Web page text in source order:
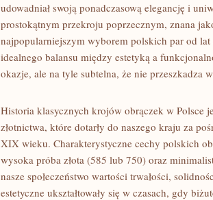
udowadniał swoją ponadczasową elegancję i
prostokątnym przekroju poprzecznym, znana
najpopularniejszym wyborem polskich par od
idealnego balansu między estetyką a
okazje, ale na tyle subtelna, że nie przeszkadza
Historia klasycznych krojów obrączek w Polsce
złotnictwa, które dotarły do naszego kraju za
XIX wieku. Charakterystyczne cechy polskich
wysoka próba złota (585 lub 750) oraz
nasze społeczeństwo wartości trwałości,
estetyczne ukształtowały się w czasach, gdy